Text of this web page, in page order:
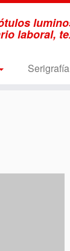
laboral,
Serigrafía